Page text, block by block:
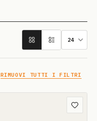
RIMUOVI TUTTI I FILTRI
preferiti